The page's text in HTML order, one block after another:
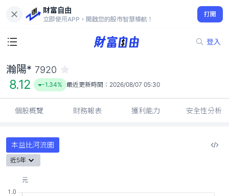
財富自由
立即使用APP，開啟您的股市智慧導航！
打開
登入
8.12
-1.34%
瀚陽* 7920
8.12 -1.34% 最近更新時間： 2026/08/07 05:30
個股概覽 財務報表 獲利能力 安全性分析
本益比河流圖
近5年